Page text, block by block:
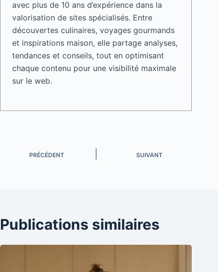
avec plus de 10 ans d’expérience dans la
valorisation de sites spécialisés. Entre
découvertes culinaires, voyages gourmands
et inspirations maison, elle partage analyses,
tendances et conseils, tout en optimisant
chaque contenu pour une visibilité maximale
sur le web.
PRÉCÉDENT SUIVANT
Publications similaires